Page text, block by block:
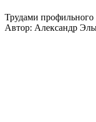
Трудами профильного
Автор: Александр